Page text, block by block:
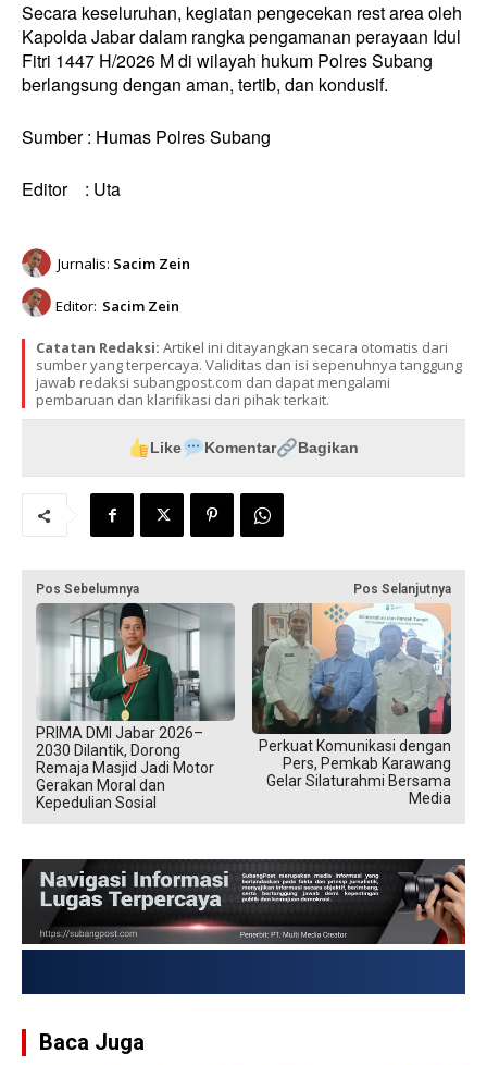
Secara keseluruhan, kegiatan pengecekan rest area oleh
Kapolda Jabar dalam rangka pengamanan perayaan Idul
Fitri 1447 H/2026 M di wilayah hukum Polres Subang
berlangsung dengan aman, tertib, dan kondusif.
Sumber : Humas Polres Subang
Editor : Uta
Jurnalis: Sacim Zein
Editor: Sacim Zein
Catatan Redaksi: Artikel ini ditayangkan secara otomatis dari
sumber yang terpercaya. Validitas dan isi sepenuhnya tanggung
jawab redaksi subangpost.com dan dapat mengalami
pembaruan dan klarifikasi dari pihak terkait.
Like Komentar Bagikan
Pos Sebelumnya
PRIMA DMI Jabar 2026–
2030 Dilantik, Dorong
Remaja Masjid Jadi Motor
Gerakan Moral dan
Kepedulian Sosial
Pos Selanjutnya
Perkuat Komunikasi dengan
Pers, Pemkab Karawang
Gelar Silaturahmi Bersama
Media
Baca Juga